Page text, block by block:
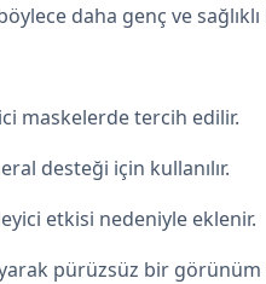
daha genç ve
maskelerde tercih edilir.
desteği için kullanılır.
etkisi nedeniyle eklenir.
pürüzsüz bir görünüm